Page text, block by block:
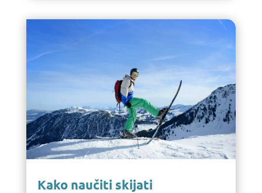
Kako naučiti skijati